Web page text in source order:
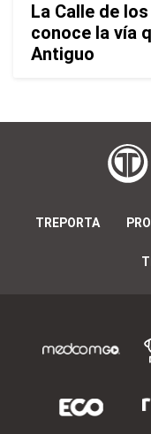
La Calle de
conoce la vía
Antiguo
TREPORTA